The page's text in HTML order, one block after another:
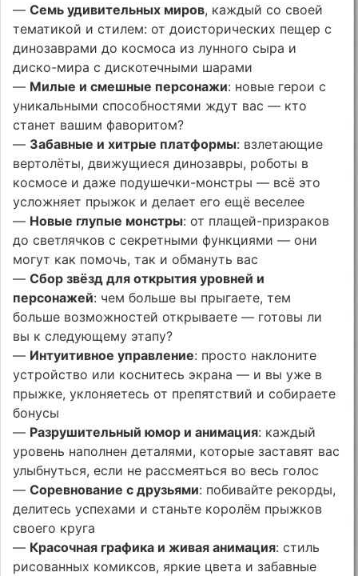
—Семь удивительных миров, каждый со своей
тематикой и стилем: от доисторических пещер с
динозаврами до космоса из лунного сыра и
диско-мира с дискотечными шарами
— Милые и смешные персонажи: новые герои с
уникальными способностями ждут вас — кто
станет вашим фаворитом?
— Забавные и хитрые платформы: взлетающие
вертолёты, движущиеся динозавры, роботы в
космосе и даже подушечки-монстры — всё это
усложняет прыжок и делает его ещё веселее
— Новые глупые монстры: от плащей-призраков
до светлячков с секретными функциями — они
могут как помочь, так и обмануть вас
—Сбор звёзд для открытия уровней и
персонажей: чем больше вы прыгаете, тем
больше возможностей открываете — готовы ли
вы к следующему этапу?
— Интуитивное управление: просто наклоните
устройство или коснитесь экрана — и вы уже в
прыжке, уклоняетесь от препятствий и собираете
бонусы
— Разрушительный юмор и анимация: каждый
уровень наполнен деталями, которые заставят вас
улыбнуться, если не рассмеяться во весь голос
—Соревнование с друзьями: побивайте рекорды,
делитесь успехами и станьте королём прыжков
своего круга
— Красочная графика и живая анимация: стиль
рисованных комиксов, яркие цвета и забавные